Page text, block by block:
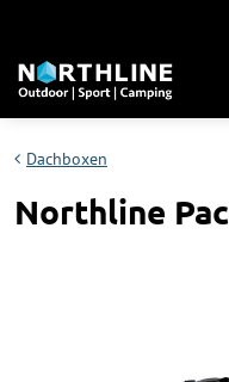
Dachboxen
Northline